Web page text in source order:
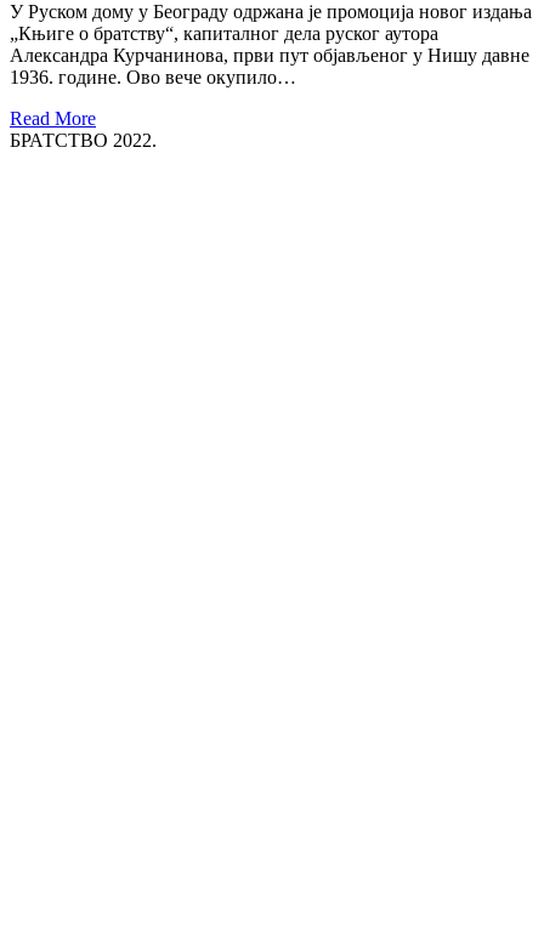
У Руском дому у Београду одржана је промоција новог издања
„Књиге о братству“, капиталног дела руског аутора
Александра Курчанинова, први пут објављеног у Нишу давне
1936. године. Ово вече окупило…
Read More
БРАТСТВО 2022.